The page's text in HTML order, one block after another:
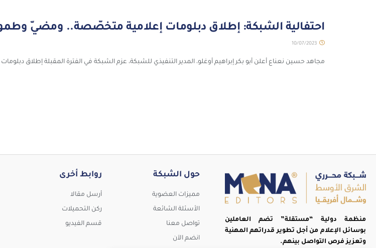
احتفالية الشبكة: إطلاق دبلومات إعلامية متخصّصة.. ومضيٌّ
مجاهد حسين نعناع أعلن أبو بكر إبراهيم أوغلو، المدير التنفيذي للشبكة، عزم الشبكة في الفترة المقبلة إطلاق
منظمة دولية “مستقلة” تضم العاملين
بوسائل الإعلام من أجل تطوير قدراتهم المهنية
وتعزيز فرص التواصل بينهم.
حول الشبكة
مميزات العضوية
الأسئلة الشائعة
تواصل معنا
انضم الآن
روابط أخرى
أرسل مقالا
ركن التحميلات
قسم الفيديو
ما الشهادات التي يحصل نرحّب
ورشة الصحافة كل